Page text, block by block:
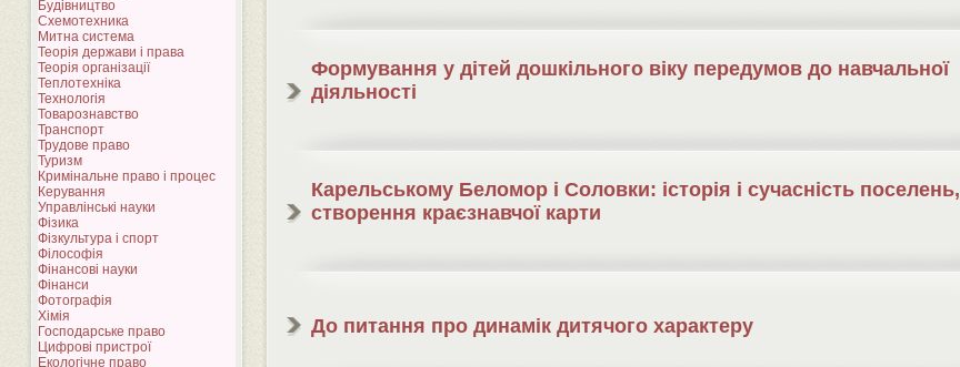
Будівництво
Схемотехника
Митна система
Теорія держави і права
Теорія організації
Теплотехніка
Технологія
Товарознавство
Транспорт
Трудове право
Туризм
Кримінальне право і процес
Керування
Управлінські науки
Фізика
Фізкультура і спорт
Філософія
Фінансові науки
Фінанси
Фотографія
Хімія
Господарське право
Цифрові пристрої
Екологічне право
Формування у дітей дошкільного віку передумов до навчальної
діяльності
Карельському Беломор і Соловки: історія і сучасність поселень,
створення краєзнавчої карти
До питання про динамік дитячого характеру